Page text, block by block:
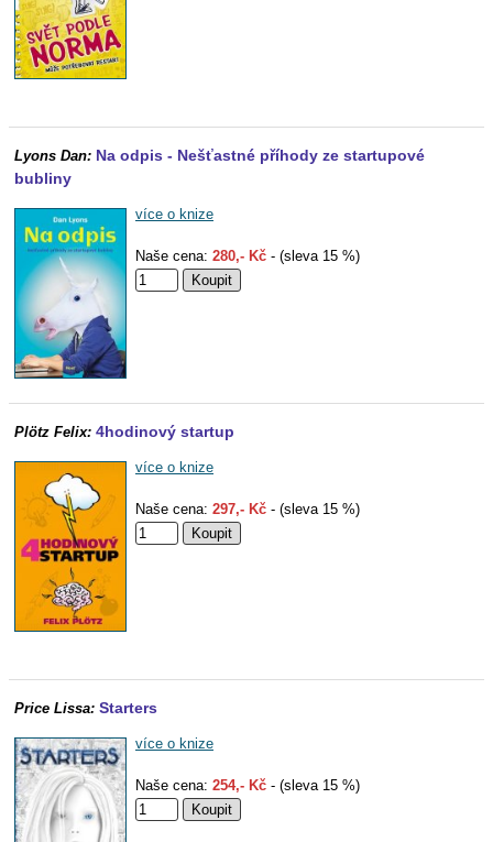
Lyons Dan: Na odpis - Nešťastné příhody ze startupové
bubliny
více o knize
Naše cena: 280,- Kč - (sleva 15 %)
Plötz Felix: 4hodinový startup
více o knize
Naše cena: 297,- Kč - (sleva 15 %)
Price Lissa: Starters
více o knize
Naše cena: 254,- Kč - (sleva 15 %)